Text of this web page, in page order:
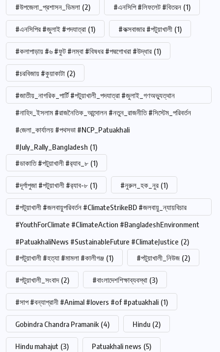
#উপজেলা_প্রশাসন_ডিমলা (2) #এনসিপি #লিফলেট #বিতরন (1)
#এনসিপির #জুলাই #পদযাত্রা (1) #কক্সবাজার #পটুয়াখালী (1)
#কলাপাড়ায় #৬ #ফুট #লম্বা #বিষধর #পদ্মগোখরা #উদ্ধার (1)
#চরবিজায় #কুয়াকাটা (2)
#জাতীয়_নাগরিক_পার্টি #পটুয়াখালী_পদযাত্রা #জুলাই_গণঅভ্যুত্থান
#নাহিদ_ইসলাম #রাজনৈতিক_আন্দোলন #নতুন_রাজনীতি #সিস্টেম_পরিবর্তন
#জেলা_কার্যালয় #পথসভা #NCP_Patuakhali
#July_Rally_Bangladesh (1)
#ডাকাতি #পটুয়াখালী #র‍্যাব_৮ (1)
#দূর্গাপুজা #পটুয়াখালী #র‍্যাব-৮ (1) #নুরুল_হক_নুর (1)
#পটুয়াখালী #জলবায়ুপরিবর্তন #ClimateStrikeBD #জলবায়ু_ন্যায়বিচার
#YouthForClimate #ClimateAction #BangladeshEnvironment
#PatuakhaliNews #SustainableFuture #ClimateJustice (2)
#পটুয়াখালী #হত্যা #মামলা #কালীগঞ্জ (1) #পটুয়াখালী_নিউজ (2)
#পটুয়াখালী_সংবাদ (2) #বাংলাদেশশিক্ষাব্যবস্থা (3)
#সাপ #বন্যাপ্রানী #Animal #lovers #of #patuakhali (1)
Gobindra Chandra Pramanik (4) Hindu (2)
Hindu mahajut (3) Patuakhali news (5)